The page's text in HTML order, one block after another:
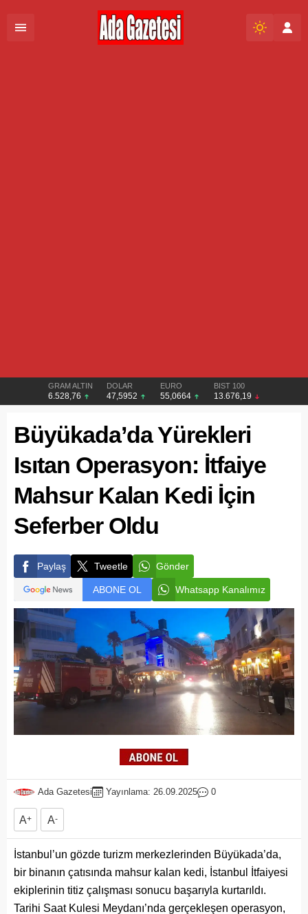
GRAM ALTIN
6.528,76
DOLAR
47,5952
EURO
55,0664
BIST 100
13.676,19
Büyükada’da Yürekleri
Isıtan Operasyon: İtfaiye
Mahsur Kalan Kedi İçin
Seferber Oldu
Paylaş Tweetle Gönder
ABONE OL Whatsapp Kanalımız
Ada Gazetesi Yayınlama: 26.09.2025 0
A+ A-
İstanbul’un gözde turizm merkezlerinden Büyükada’da,
bir binanın çatısında mahsur kalan kedi, İstanbul İtfaiyesi
ekiplerinin titiz çalışması sonucu başarıyla kurtarıldı.
Tarihi Saat Kulesi Meydanı’nda gerçekleşen operasyon,